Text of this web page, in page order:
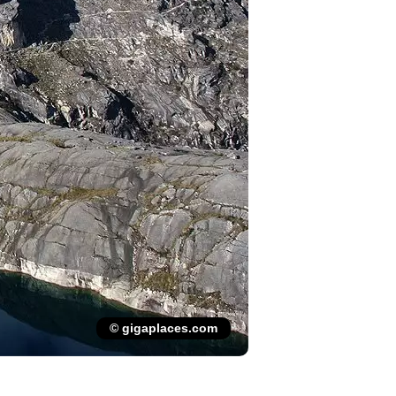
© gigaplaces.com